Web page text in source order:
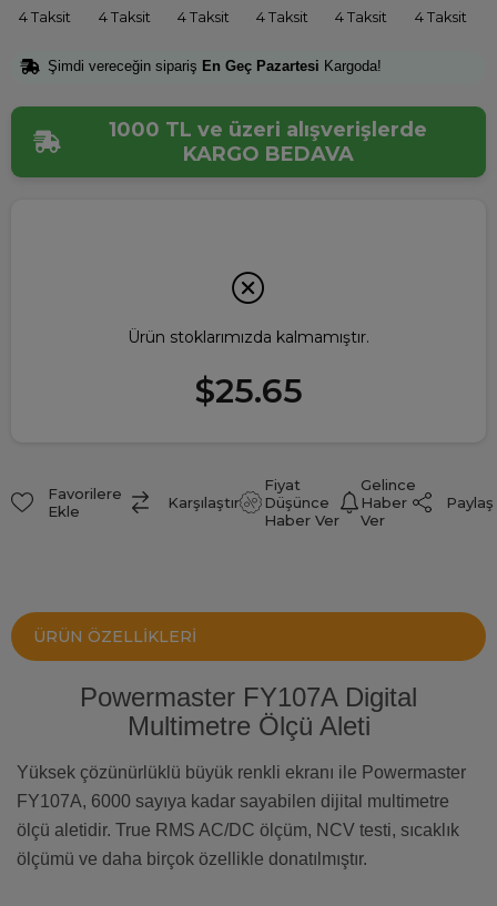
4 Taksit 4 Taksit 4 Taksit 4 Taksit 4 Taksit 4 Taksit
Şimdi vereceğin sipariş En Geç Pazartesi Kargoda!
1000 TL ve üzeri alışverişlerde
KARGO BEDAVA
Ürün stoklarımızda kalmamıştır.
$25.65
Favorilere
Ekle
Karşılaştır
Fiyat
Düşünce
Haber Ver
Gelince
Haber
Ver
Paylaş
ÜRÜN ÖZELLIKLERI
Powermaster FY107A Digital
Multimetre Ölçü Aleti
Yüksek çözünürlüklü büyük renkli ekranı ile Powermaster
FY107A, 6000 sayıya kadar sayabilen dijital multimetre
ölçü aletidir. True RMS AC/DC ölçüm, NCV testi, sıcaklık
ölçümü ve daha birçok özellikle donatılmıştır.